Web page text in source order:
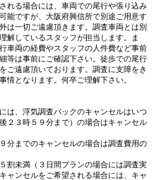
れる場合には、車両での尾行や張り込み
能ですが、大阪府興信所で別途ご用意す
は一切ご遠慮頂きます。調査車両とは別
解しているスタッフが担当します。ま
車両の経費やスタッフの人件費など事前
等は事前にご確認下さい。徒歩での尾行
ご遠慮頂いております。調査に支障をき
情となります。何卒ご理解下さい。
は、浮気調査パックのキャンセルはいつ
２３時５９分まで）の場合はキャンセル
分までのキャンセルの場合は調査費用の
割未満（３日間プランの場合には調査実
ャンセルをご希望される場合には、キャ